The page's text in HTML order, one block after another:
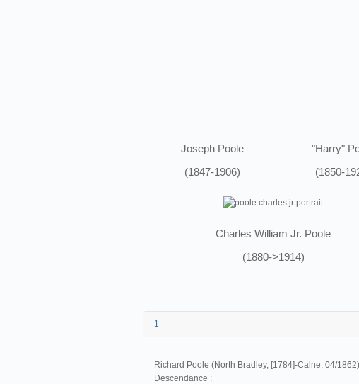
Joseph Poole
(1847-1906)
"Harry"
(1850-
Charles William Jr. Poole
(1880->1914)
1
Richard Poole (North Bradley, [1784]-Calne, 04/
Descendance :